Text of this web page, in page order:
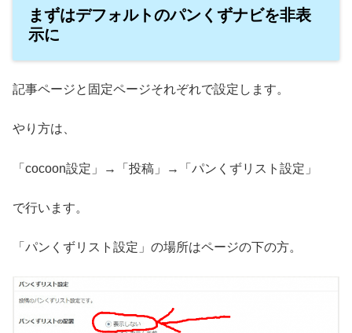
まずはデフォルトのパンくずナビを非表
示に
記事ページと固定ページそれぞれで設定します。
やり方は、
「cocoon設定」→「投稿」→「パンくずリスト設定」
で行います。
「パンくずリスト設定」の場所はページの下の方。